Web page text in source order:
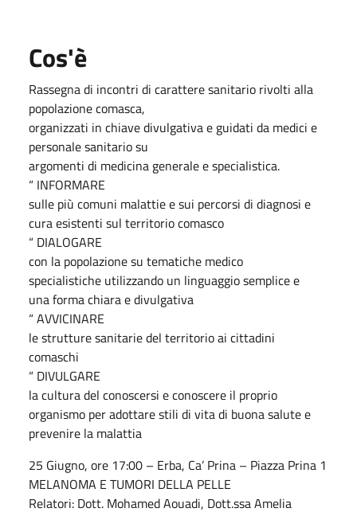
Cos'è
Rassegna di incontri di carattere sanitario rivolti alla
popolazione comasca,
organizzati in chiave divulgativa e guidati da medici e
personale sanitario su
argomenti di medicina generale e specialistica.
“ INFORMARE
sulle più comuni malattie e sui percorsi di diagnosi e
cura esistenti sul territorio comasco
“ DIALOGARE
con la popolazione su tematiche medico
specialistiche utilizzando un linguaggio semplice e
una forma chiara e divulgativa
“ AVVICINARE
le strutture sanitarie del territorio ai cittadini
comaschi
“ DIVULGARE
la cultura del conoscersi e conoscere il proprio
organismo per adottare stili di vita di buona salute e
prevenire la malattia
25 Giugno, ore 17:00 – Erba, Ca’ Prina – Piazza Prina 1
MELANOMA E TUMORI DELLA PELLE
Relatori: Dott. Mohamed Aouadi, Dott.ssa Amelia